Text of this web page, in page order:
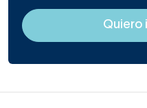
Escoger tu
cuartos de
Si ya tienes claro que lo